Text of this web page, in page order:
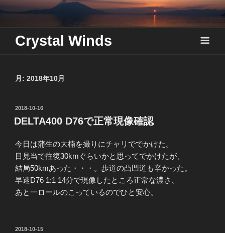
Skip
content
Crystal Winds
月: 2018年10月
投
稿
日:
2018-10-16
DELTA400 D76で正常現像確認
今日は蒲生の大楠を撮りにチャリででかけた。
目見当で往復30kmぐらいかと思ってでかけたが、
結局50kmあった・・・。歩道の凸凹道も辛かった。
早速D76 1:1 14分で現像したところ正常な濃さ、
あと一ロールのこっているのでひと安心。
投
2018-10-15